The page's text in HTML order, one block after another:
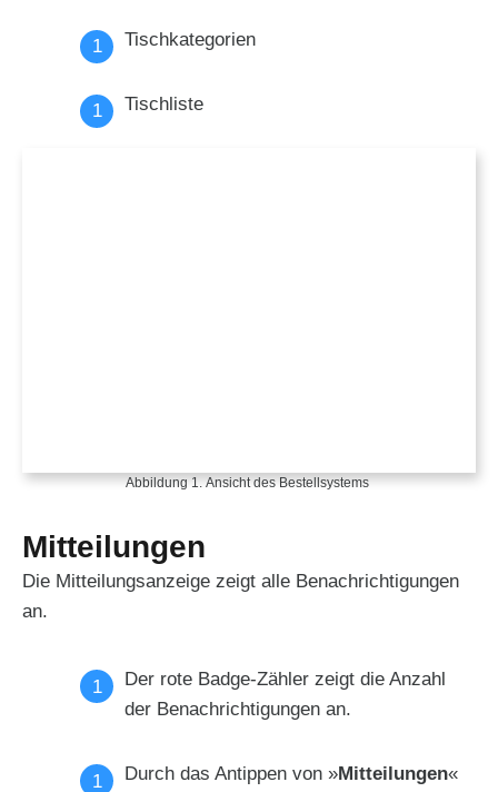
Tischkategorien
Tischliste
Abbildung 1. Ansicht des Bestellsystems
Mitteilungen
Die Mitteilungsanzeige zeigt alle Benachrichtigungen
an.
Der rote Badge-Zähler zeigt die Anzahl
der Benachrichtigungen an.
Durch das Antippen von »Mitteilungen«